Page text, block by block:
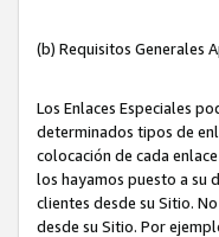
(b) Requisitos Generales
Los Enlaces Especiales
determinados tipos de
colocación de cada
los hayamos puesto a su
clientes desde su Sitio.
desde su Sitio. Por